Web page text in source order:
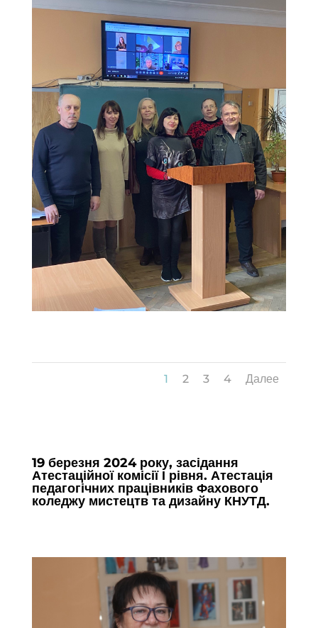
1 2 3 4 Далее
19 березня 2024 року, засідання
Атестаційної комісії І рівня. Атестація
педагогічних працівників Фахового
коледжу мистецтв та дизайну КНУТД.